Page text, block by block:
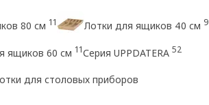
80 см 11 Лотки для ящиков 40 см 9
ящиков 60 см 11Серия UPPDATERA 52
для столовых приборов